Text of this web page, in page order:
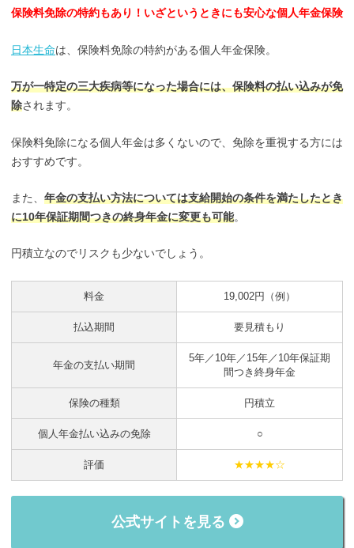
保険料免除の特約もあり！いざというときにも安心な個人年金保険
日本生命は、保険料免除の特約がある個人年金保険。
万が一特定の三大疾病等になった場合には、保険料の払い込みが免
除されます。
保険料免除になる個人年金は多くないので、免除を重視する方には
おすすめです。
また、 年金の支払い方法については支給開始の条件を満たしたとき
に10年保証期間つきの終身年金に変更も可能。
円積立なのでリスクも少ないでしょう。
料金 19,002円（例）
払込期間 要見積もり
年金の支払い期間
5年／10年／15年／10年保証期
間つき終身年金
保険の種類 円積立
個人年金払い込みの免除 ○
評価 ★★★★☆
公式サイトを見る